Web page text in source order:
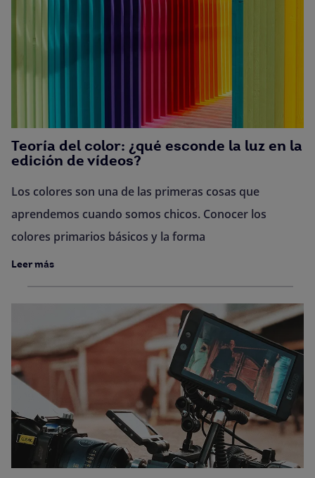
Teoría del color: ¿qué esconde la luz en la
edición de vídeos?
Los colores son una de las primeras cosas que
aprendemos cuando somos chicos. Conocer los
colores primarios básicos y la forma
Leer más